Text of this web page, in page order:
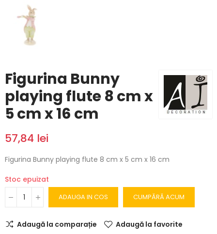
Figurina Bunny
playing flute 8 cm x
5 cm x 16 cm
57,84 lei
Figurina Bunny playing flute 8 cm x 5 cm x 16 cm
Stoc epuizat
ADAUGA IN COS CUMPĂRĂ ACUM
Adaugă la comparație Adaugă la favorite